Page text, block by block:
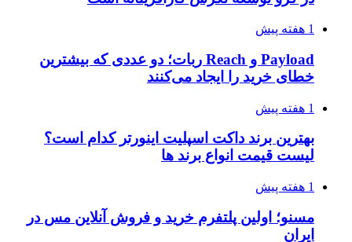
1 هفته پیش
Payload و Reach ربات؛ دو عددی که بیشترین
خطای خرید را ایجاد می‌کنند
1 هفته پیش
بهترین برند داکت اسپلیت اینورتر کدام است؟
لیست قیمت انواع برند ها
1 هفته پیش
مسنو؛ اولین پلتفرم خرید و فروش آنلاین مس در
ایران